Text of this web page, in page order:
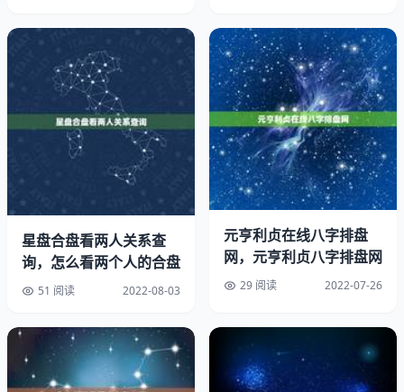
APP（点击测额）。有钱花消费类，日息低至0.02%起，年
化利率低至7.2%起，具有申请简便、利率低放款快、借还
灵活、息费透明、安全性强等特点。
度小满金融福利已正式开启，年8月9日-年9月30日，通过
度小满金融APP参加福利活动，邀请生意好友可以现金奖
励，1万元，同时好友可以“日息万1借款利率”。更多活动详
情，请关注度小满金融APP，多多，敬请期待！
和您分享有钱花消费类产品的申请条件：主要分为年龄要求
和资料要求两个部分。
一、年龄要求：在18-55周岁之间。特别提示：有钱花谢绝
请。小区门口闷声发财的十个生意。
二、资料要求：申请过程中需要提供您的、本人。2-3开什
星盘合盘看两人关系查
询，怎么看两个人的合盘
51 阅读 2022-08-03
元亨利贞在线八字排盘
网，元亨利贞八字排盘网
29 阅读 2022-07-26